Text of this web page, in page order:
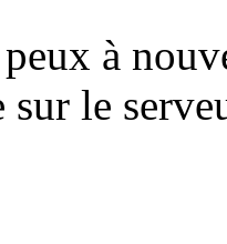
à
le